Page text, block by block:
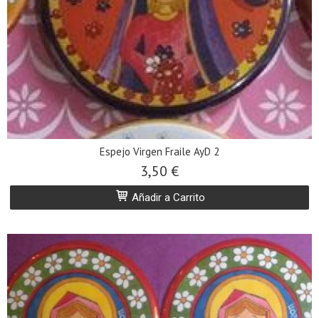
Espejo Virgen Fraile AyD 2
3,50 €
Añadir a Carrito